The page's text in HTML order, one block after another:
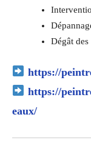
Dégât des
https://
https://
eaux/